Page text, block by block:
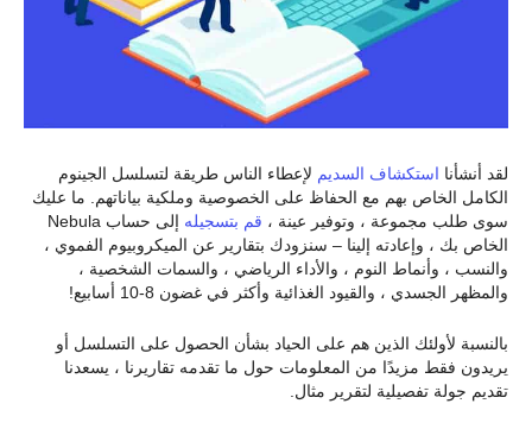
لقد أنشأنا استكشاف السديم لإعطاء الناس طريقة لتسلسل الجينوم
الكامل الخاص بهم مع الحفاظ على الخصوصية وملكية بياناتهم. ما عليك
سوى طلب مجموعة ، وتوفير عينة ، قم بتسجيله
إلى حساب Nebula
الخاص بك ، وإعادته إلينا – سنزودك بتقارير عن الميكروبيوم الفموي ،
والنسب ، وأنماط النوم ، والأداء الرياضي ، والسمات الشخصية ،
والمظهر الجسدي ، والقيود الغذائية وأكثر في غضون 8-10 أسابيع!
بالنسبة لأولئك الذين هم على الحياد بشأن الحصول على التسلسل أو
يريدون فقط مزيدًا من المعلومات حول ما تقدمه تقاريرنا ، يسعدنا
تقديم جولة تفصيلية لتقرير مثال.